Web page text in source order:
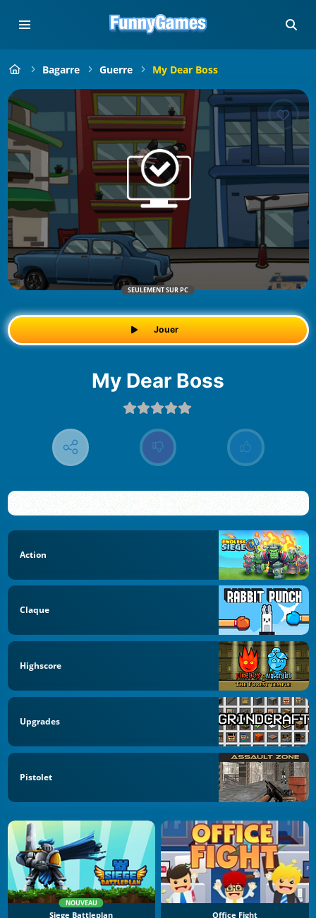
Bagarre Guerre My Dear Boss
SEULEMENT SUR PC
Jouer
My Dear Boss
Action
Claque
Highscore
Upgrades
Pistolet
NOUVEAU
Siege Battleplan Office Fight